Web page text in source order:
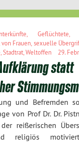
, Geflüchtete,
Frauen, sexuelle
,Stadtrat,Weltoffen 29.
statt
und Befremden
von Prof Dr. Dr.
reißerischen
religiös